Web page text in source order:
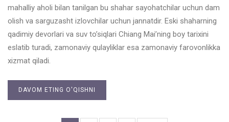
mahalliy aholi bilan tanilgan bu shahar sayohatchilar uchun dam
olish va sarguzasht izlovchilar uchun jannatdir. Eski shaharning
qadimiy devorlari va suv to’siqlari Chiang Mai’ning boy tarixini
eslatib turadi, zamonaviy qulayliklar esa zamonaviy farovonlikka
xizmat qiladi.
DAVOM ETING O'QISHNI